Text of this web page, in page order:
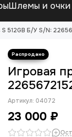
Шлемы и очки
512GB Б/У S/N:
Игровая
Артикул: 04072
23 000 ₽